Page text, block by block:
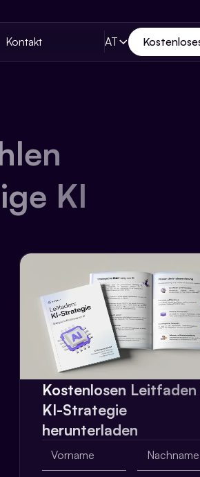
Kontakt AT
KI
Kostenlosen
KI-Strategie
herunterladen